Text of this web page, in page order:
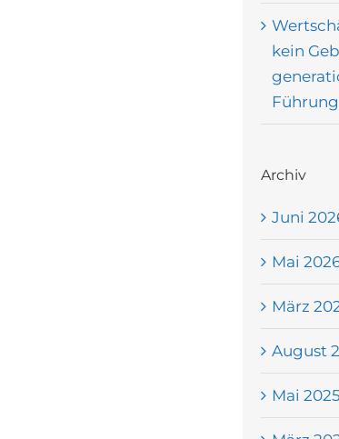
kein
Archiv
Juni
Mai
März
August
Mai 2025